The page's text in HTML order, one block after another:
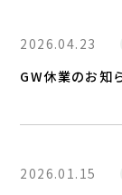
2026.04.23
GW休業のお知
2026.01.15